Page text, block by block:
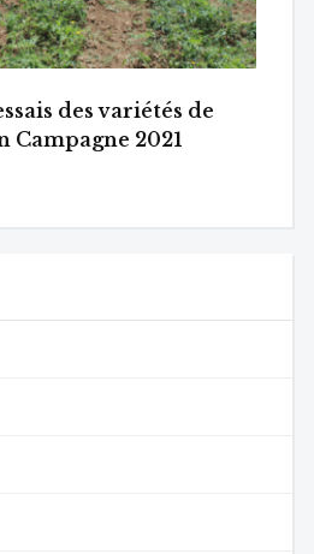
des variétés de
Campagne 2021